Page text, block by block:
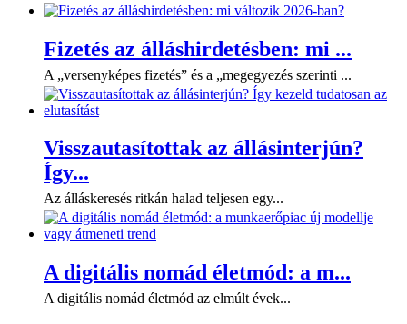
Fizetés az álláshirdetésben: mi ...
A „versenyképes fizetés” és a „megegyezés szerinti ...
Visszautasítottak az állásinterjún?
Így...
Az álláskeresés ritkán halad teljesen egy...
A digitális nomád életmód: a m...
A digitális nomád életmód az elmúlt évek...